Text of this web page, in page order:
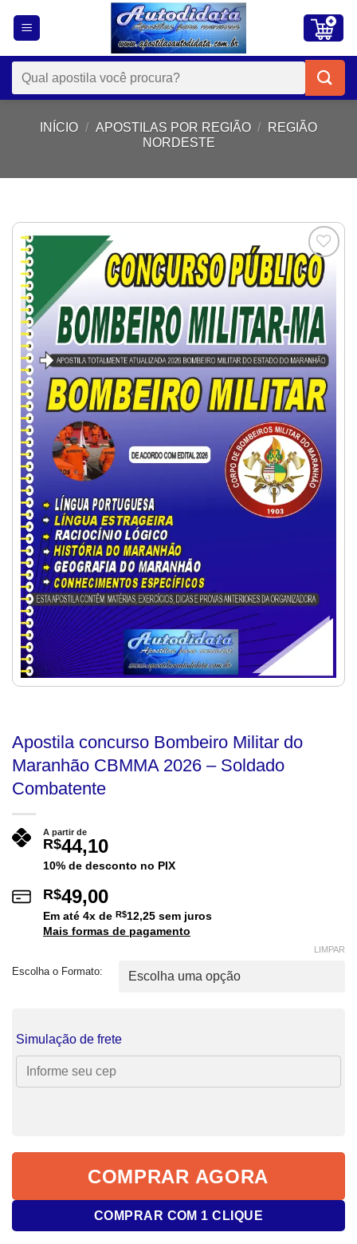
Pesquisar
por:
INÍCIO / APOSTILAS POR REGIÃO /
REGIÃO
NORDESTE
Add to
wishlist
Apostila concurso Bombeiro Militar do
Maranhão CBMMA 2026 – Soldado
Combatente
A partir de
R$44,10
10% de desconto no PIX
R$49,00
Em até 4x de R$12,25 sem juros
Mais formas de pagamento
Escolha o Formato:
LIMPAR
Simulação de frete
COMPRAR AGORA
COMPRAR COM 1 CLIQUE